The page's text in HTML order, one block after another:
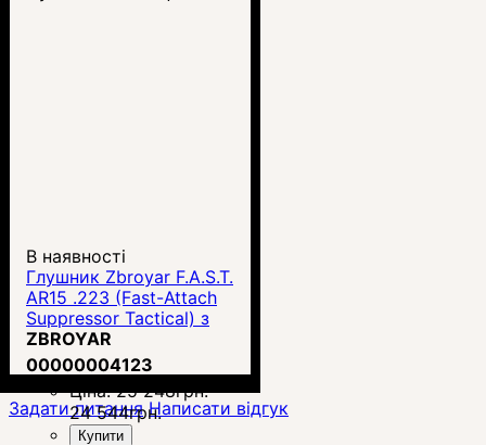
В наявності
Глушник Zbroyar F.A.S.T.
AR15 .223 (Fast-Attach
Suppressor Tactical) з
полум'ягасником
ZBROYAR
00000004123
Ціна:25 248грн.
24 544грн.
Купити
Задати питання Написати відгук